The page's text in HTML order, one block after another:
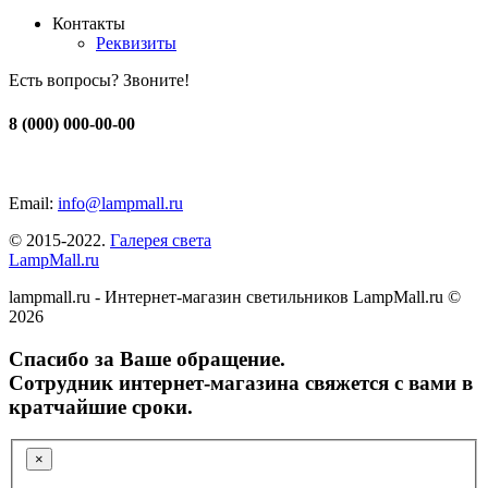
Контакты
Реквизиты
Есть вопросы? Звоните!
8 (000) 000-00-00
Email: info@lampmall.ru
© 2015-2022. Галерея света
LampMall.ru
lampmall.ru - Интернет-магазин светильников LampMall.ru ©
2026
Спасибо за Ваше обращение.
Сотрудник интернет-магазина свяжется с вами в
кратчайшие сроки.
×